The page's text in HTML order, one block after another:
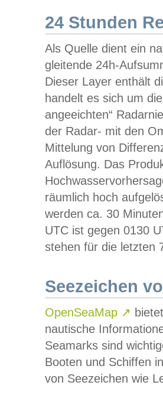
24 Stunden
Als Quelle dient ein
gleitende 24h-
Dieser Layer enthält
handelt es sich um
angeeichten“
der Radar- mit den
Mittelung von
Auflösung. Das
räumlich hoch
werden ca. 30
UTC ist gegen 0130
stehen für die letzten
Seezeichen
OpenSeaMap ↗
nautische
Seamarks sind
Booten und Schiffen
von Seezeichen wie